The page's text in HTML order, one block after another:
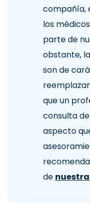
compañía,
los
parte de
obstante,
son de
que un
consulta
aspecto
de